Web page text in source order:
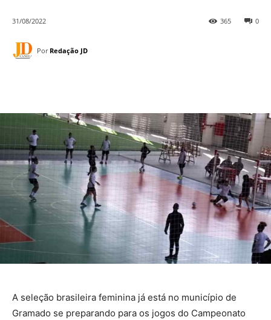
31/08/2022 0
365
Por Redação JD
A seleção brasileira feminina já está no município de
Gramado se preparando para os jogos do Campeonato